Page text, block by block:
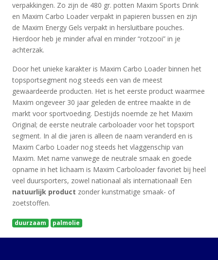
verpakkingen. Zo zijn de 480 gr. potten Maxim Sports Drink
en Maxim Carbo Loader verpakt in papieren bussen en zijn
de Maxim Energy Gels verpakt in hersluitbare pouches.
Hierdoor heb je minder afval en minder “rotzooi” in je
achterzak.
Door het unieke karakter is Maxim Carbo Loader binnen het
topsportsegment nog steeds een van de meest
gewaardeerde producten. Het is het eerste product waarmee
Maxim ongeveer 30 jaar geleden de entree maakte in de
markt voor sportvoeding. Destijds noemde ze het Maxim
Original; de eerste neutrale carboloader voor het topsport
segment. In al die jaren is alleen de naam veranderd en is
Maxim Carbo Loader nog steeds het vlaggenschip van
Maxim. Met name vanwege de neutrale smaak en goede
opname in het lichaam is Maxim Carboloader favoriet bij heel
veel duursporters, zowel nationaal als internationaal! Een
natuurlijk product zonder kunstmatige smaak- of
zoetstoffen.
duurzaam palmolie